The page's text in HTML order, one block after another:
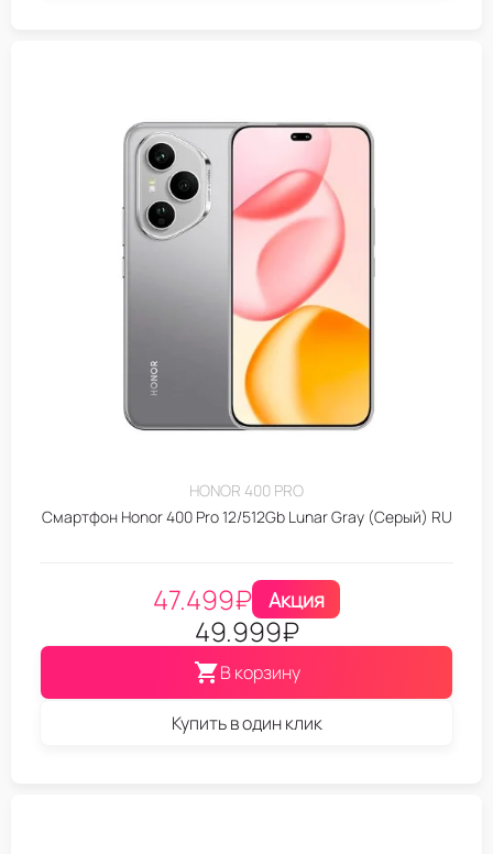
HONOR 400 PRO
Смартфон Honor 400 Pro 12/512Gb Lunar Gray (Серый) RU
47.499₽ Акция
49.999₽
В корзину
Купить в один клик